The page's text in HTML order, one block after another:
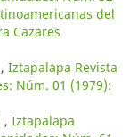
del
Cazares
, Iztapalapa Revista
Núm. 01 (1979):
, Iztapalapa